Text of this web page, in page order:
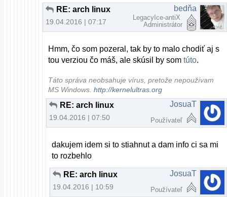
RE: arch linux
19.04.2016 | 07:17
bedňa
LegacyIce-antiX
Administrátor
Hmm, čo som pozeral, tak by to malo chodiť aj s
tou verziou čo máš, ale skúsil by somtúto.
Táto správa neobsahuje vírus, pretože nepoužívam
MS Windows.http://kernelultras.org
RE: arch linux
19.04.2016 | 07:50
JosuaT
Používateľ
dakujem idem si to stiahnut a dam info ci sa mi
to rozbehlo
RE: arch linux
19.04.2016 | 10:59
JosuaT
Používateľ